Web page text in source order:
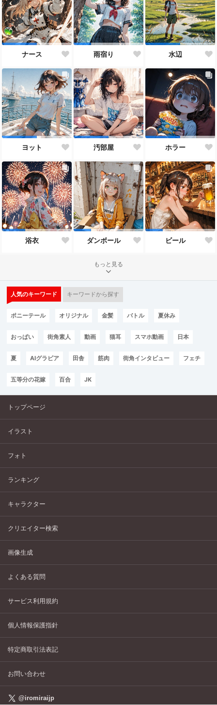
ナース 雨宿り 水辺
ヨット 汚部屋 ホラー
浴衣 ダンボール ビール
もっと見る
人気のキーワード キーワードから探す
ポニーテール オリジナル 金髪 バトル 夏休み
おっぱい 街角素人 動画 猫耳 スマホ動画 日本
夏 AIグラビア 田舎 筋肉 街角インタビュー フェチ
五等分の花嫁 百合 JK
トップページ
イラスト
フォト
ランキング
キャラクター
クリエイター検索
画像生成
よくある質問
サービス利用規約
個人情報保護指針
特定商取引法表記
お問い合わせ
@iromiraijp